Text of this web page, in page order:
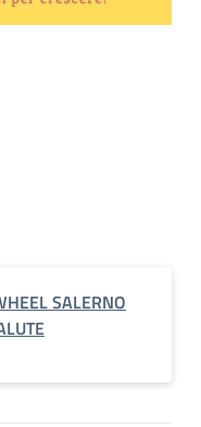
SALERNO